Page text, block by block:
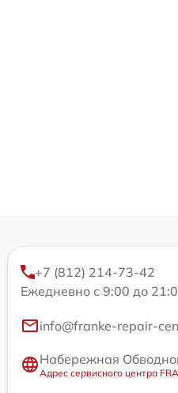
+7 (812) 214-73-42
Ежедневно с 9:00 до
info@franke-repair-
Набережная
Адрес сервисного центра